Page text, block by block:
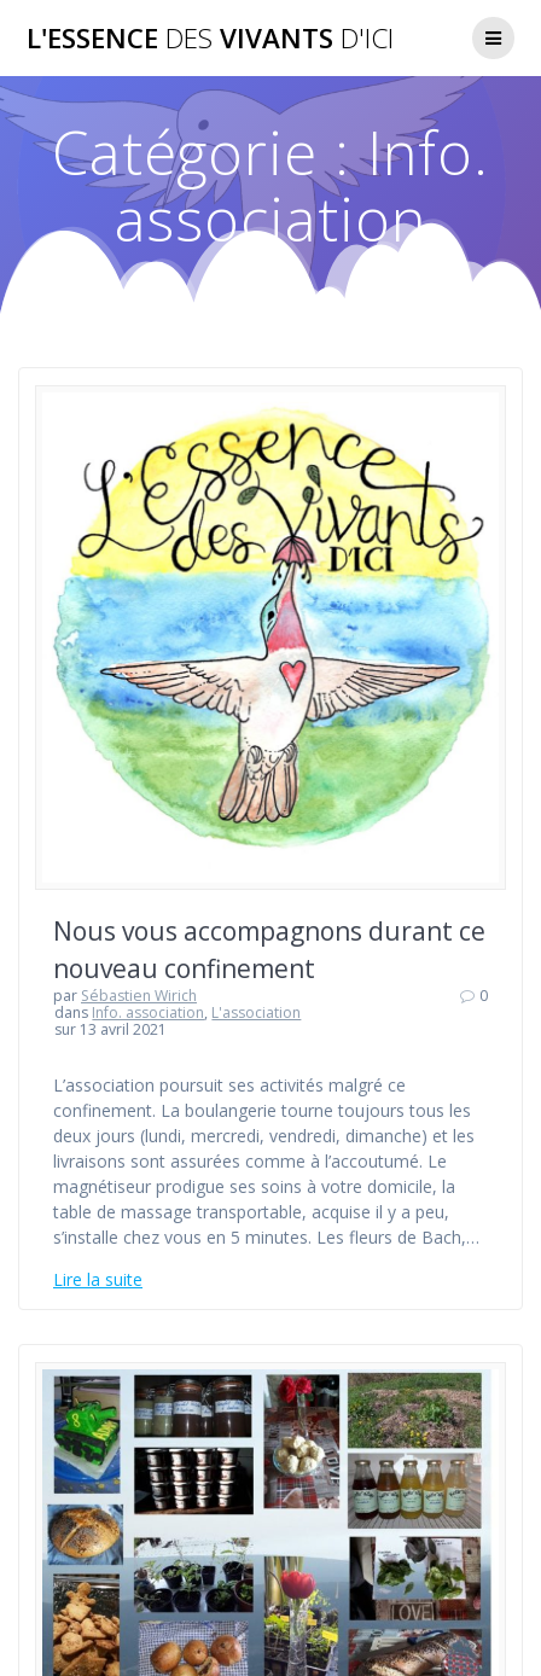
au
L'ESSENCE DES VIVANTS D'ICI
Catégorie :Info.
association
Nous vous accompagnons durant ce
nouveau confinement
par Sébastien Wirich
dans Info. association, L'association
sur 13 avril 2021
0
L’association poursuit ses activités malgré ce
confinement. La boulangerie tourne toujours tous les
deux jours (lundi, mercredi, vendredi, dimanche) et les
livraisons sont assurées comme à l’accoutumé. Le
magnétiseur prodigue ses soins à votre domicile, la
table de massage transportable, acquise il y a peu,
s’installe chez vous en 5 minutes. Les fleurs de Bach,…
Lire la suite